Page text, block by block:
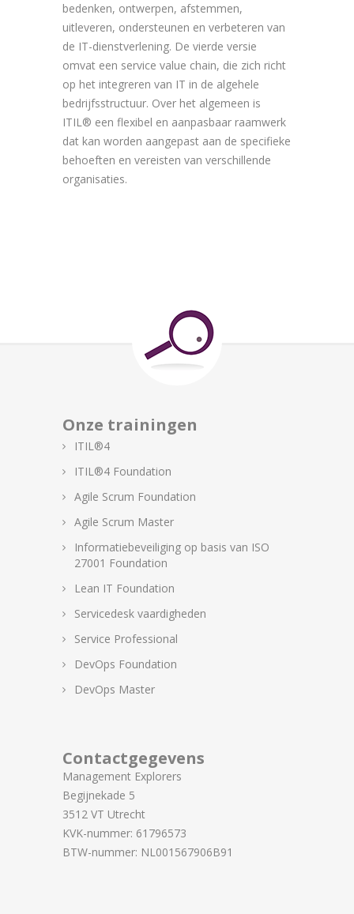
bedenken, ontwerpen, afstemmen,
uitleveren, ondersteunen en verbeteren van
de IT-dienstverlening. De vierde versie
omvat een service value chain, die zich richt
op het integreren van IT in de algehele
bedrijfsstructuur. Over het algemeen is
ITIL® een flexibel en aanpasbaar raamwerk
dat kan worden aangepast aan de specifieke
behoeften en vereisten van verschillende
organisaties.
Onze trainingen
ITIL®4
ITIL®4 Foundation
Agile Scrum Foundation
Agile Scrum Master
Informatiebeveiliging op basis van ISO
27001 Foundation
Lean IT Foundation
Servicedesk vaardigheden
Service Professional
DevOps Foundation
DevOps Master
Contactgegevens
Management Explorers
Begijnekade 5
3512 VT Utrecht
KVK-nummer: 61796573
BTW-nummer: NL001567906B91